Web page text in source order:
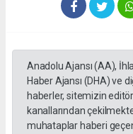
Anadolu Ajansı (AA),
Haber Ajansı (DHA) ve
haberler, sitemizin
kanallarından
muhataplar haberi